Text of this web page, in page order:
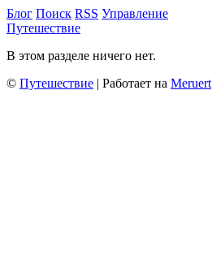
Блог Поиск RSS Управление
Путешествие
В этом разделе ничего нет.
© Путешествие | Работает на Meruert